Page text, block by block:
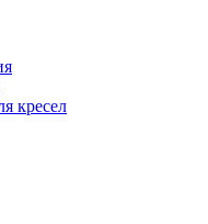
кресел